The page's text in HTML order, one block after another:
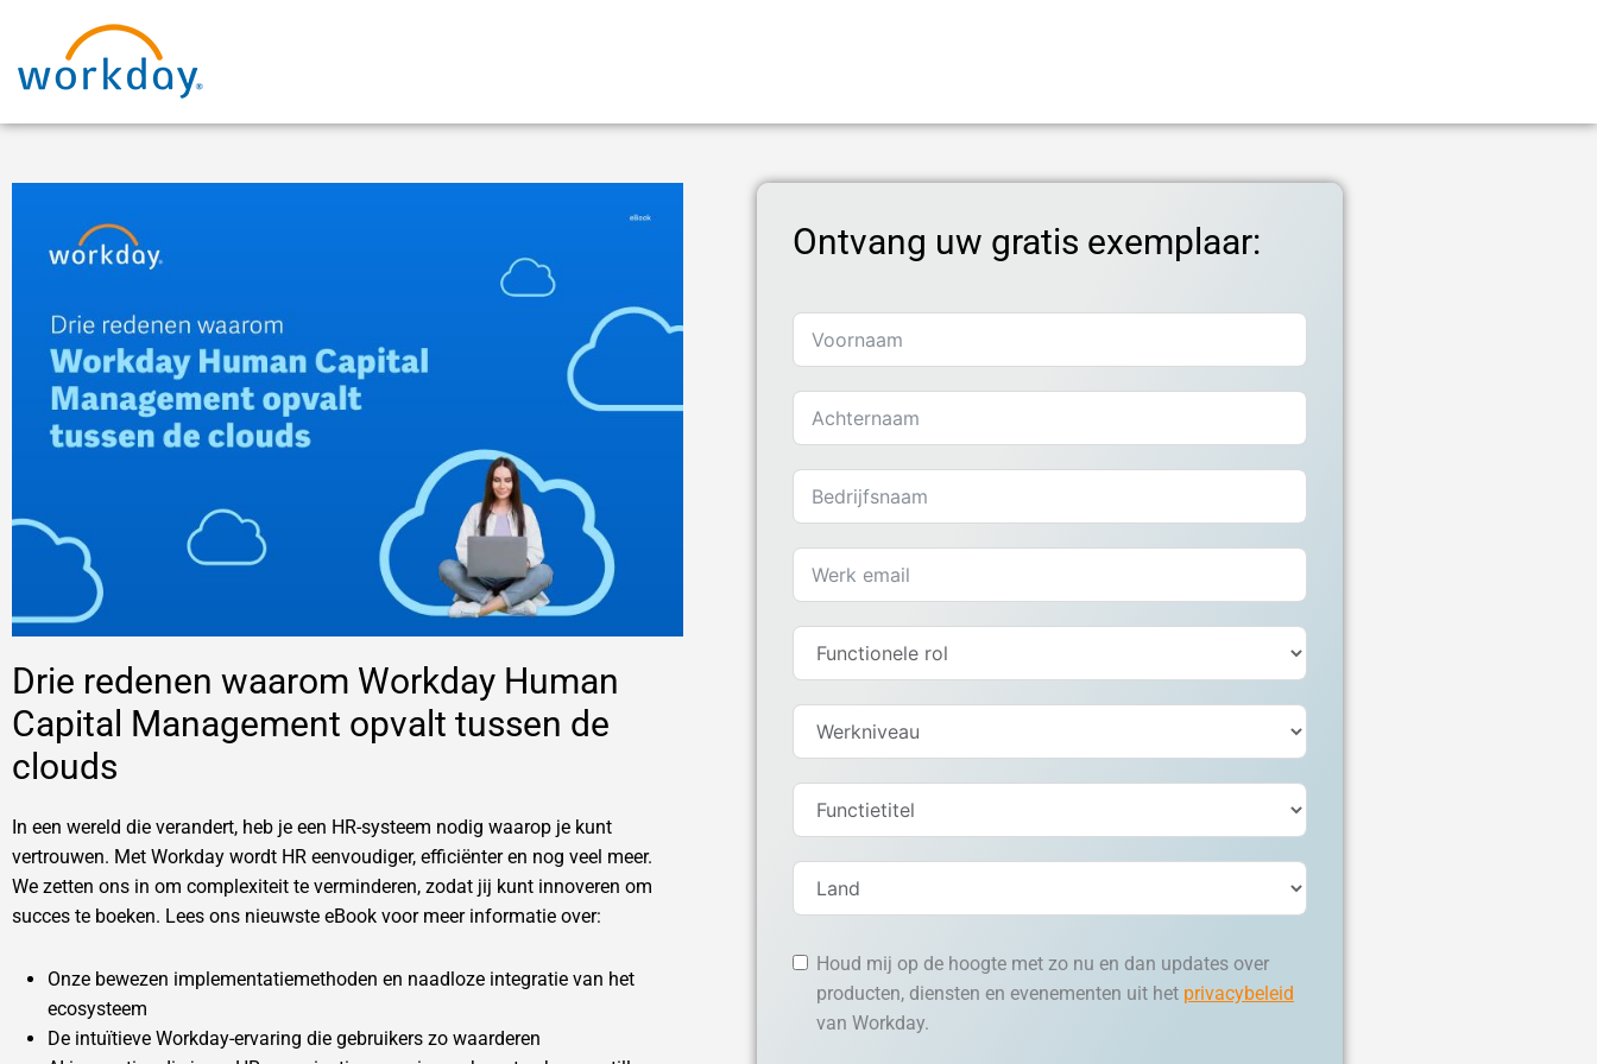
Drie redenen waarom Workday Human
Capital Management opvalt tussen de
clouds
In een wereld die verandert, heb je een HR-systeem nodig waarop je kunt
vertrouwen. Met Workday wordt HR eenvoudiger, efficiënter en nog veel meer.
We zetten ons in om complexiteit te verminderen, zodat jij kunt innoveren om
succes te boeken. Lees ons nieuwste eBook voor meer informatie over:
Onze bewezen implementatiemethoden en naadloze integratie van het
ecosysteem
De intuïtieve Workday-ervaring die gebruikers zo waarderen
Ontvang uw gratis exemplaar:
Houd mij op de hoogte met zo nu en dan updates over
producten, diensten en evenementen uit het privacybeleid
van Workday.